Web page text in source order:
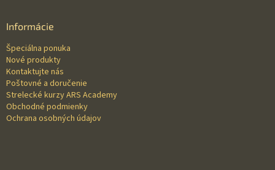
Informácie
Špeciálna ponuka
Nové produkty
Kontaktujte nás
Poštovné a doručenie
Strelecké kurzy ARS Academy
Obchodné podmienky
Ochrana osobných údajov